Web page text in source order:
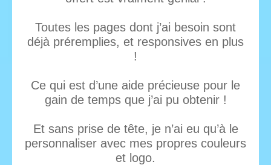
Toutes les pages dont j’ai besoin sont
déjà préremplies, et responsives en plus
!
Ce qui est d’une aide précieuse pour le
gain de temps que j’ai pu obtenir !
Et sans prise de tête, je n’ai eu qu’à le
personnaliser avec mes propres couleurs
et logo.